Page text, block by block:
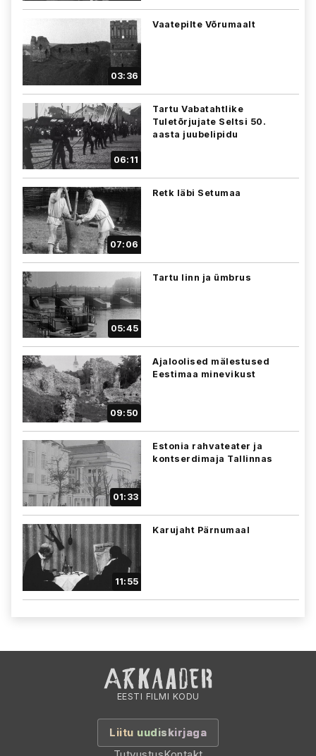
03:36
Vaatepilte Võrumaalt
06:11
Tartu Vabatahtlike
Tuletõrjujate Seltsi 50.
aasta juubelipidu
07:06
Retk läbi Setumaa
05:45
Tartu linn ja ümbrus
09:50
Ajaloolised mälestused
Eestimaa minevikust
01:33
Estonia rahvateater ja
kontserdimaja Tallinnas
11:55
Karujaht Pärnumaal
EESTI FILMI KODU
Liitu uudiskirjaga